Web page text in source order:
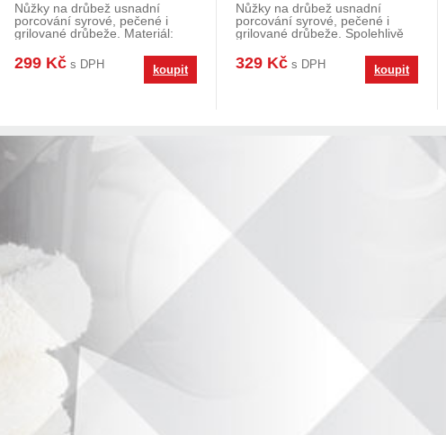
Nůžky na drůbež usnadní
porcování syrové, pečené i
grilované drůbeže. Materiál:
299 Kč s DPH koupit
Nůžky na drůbež usnadní
porcování syrové, pečené i
grilované drůbeže. Spolehlivě
329 Kč s DPH koupit